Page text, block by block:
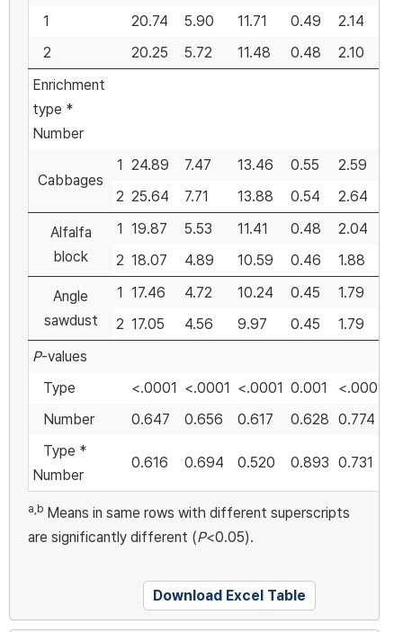
1
20.74 5.90 11.71 0.49 2.14
2
20.25 5.72 11.48 0.48 2.10
Enrichment
type *
Number
Cabbages
1 24.89 7.47 13.46 0.55 2.59
2 25.64 7.71 13.88 0.54 2.64
Alfalfa
block
1 19.87 5.53 11.41 0.48 2.04
2 18.07 4.89 10.59 0.46 1.88
Angle
sawdust
1 17.46 4.72 10.24 0.45 1.79
2 17.05 4.56 9.97 0.45 1.79
P-values
Type
<.0001 <.0001 <.0001 0.001 <.0001
Number
0.647 0.656 0.617 0.628 0.774
Type *
Number
0.616 0.694 0.520 0.893 0.731
a,b Means in same rows with different superscripts
are significantly different (P<0.05).
Download Excel Table